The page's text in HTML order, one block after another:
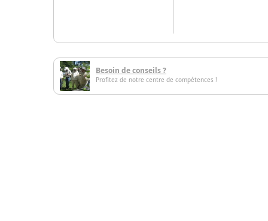
Besoin de conseils ?
Profitez de notre centre de compétences !